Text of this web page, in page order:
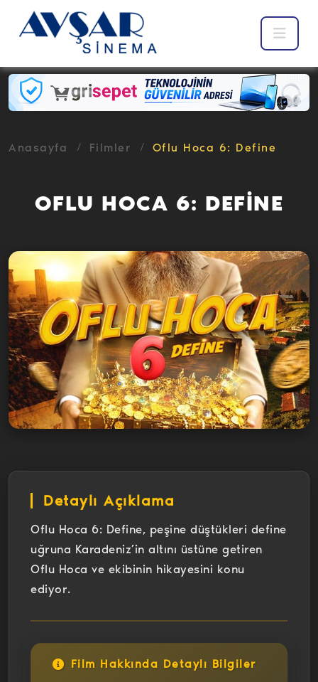
Anasayfa Filmler Oflu Hoca 6: Define
OFLU HOCA 6: DEFİNE
Detaylı Açıklama
Oflu Hoca 6: Define, peşine düştükleri define
uğruna Karadeniz’in altını üstüne getiren
Oflu Hoca ve ekibinin hikayesini konu
ediyor.
Film Hakkında Detaylı Bilgiler